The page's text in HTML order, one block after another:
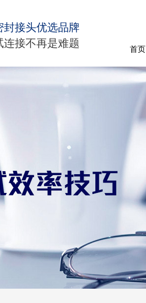
封接头优选品牌
连接不再是难题
首页